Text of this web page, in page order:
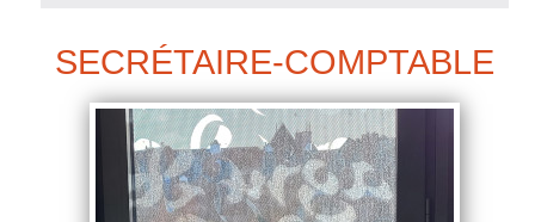
SECRÉTAIRE-COMPTABLE